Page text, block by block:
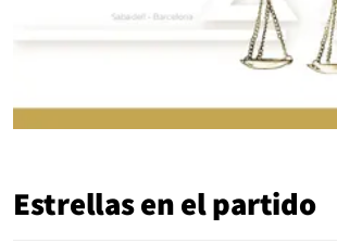
Estrellas en el partido